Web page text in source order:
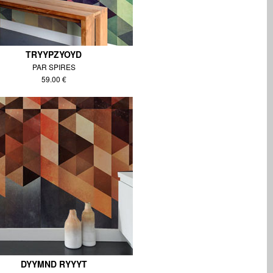
TRYYPZYOYD
PAR SPIRES
59.00 €
DYYMND RYYYT